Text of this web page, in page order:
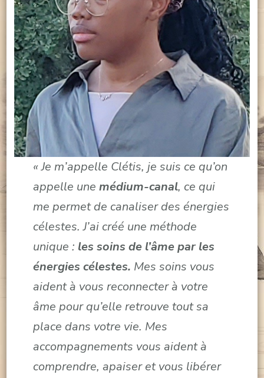
« Je m’appelle Clétis, je suis ce qu’on
appelle une médium-canal, ce qui
me permet de canaliser des énergies
célestes. J’ai créé une méthode
unique : les soins de l’âme par les
énergies célestes. Mes soins vous
aident à vous reconnecter à votre
âme pour qu’elle retrouve tout sa
place dans votre vie. Mes
accompagnements vous aident à
comprendre, apaiser et vous libérer